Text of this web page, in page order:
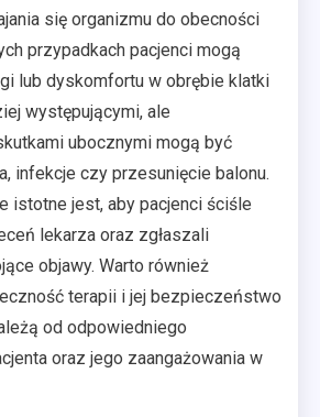
się organizmu do obecności
przypadkach pacjenci mogą
lub dyskomfortu w obrębie klatki
występującymi, ale
ubocznymi mogą być
infekcje czy przesunięcie balonu.
istotne jest, aby pacjenci ściśle
lekarza oraz zgłaszali
objawy. Warto również
terapii i jej bezpieczeństwo
od odpowiedniego
oraz jego zaangażowania w